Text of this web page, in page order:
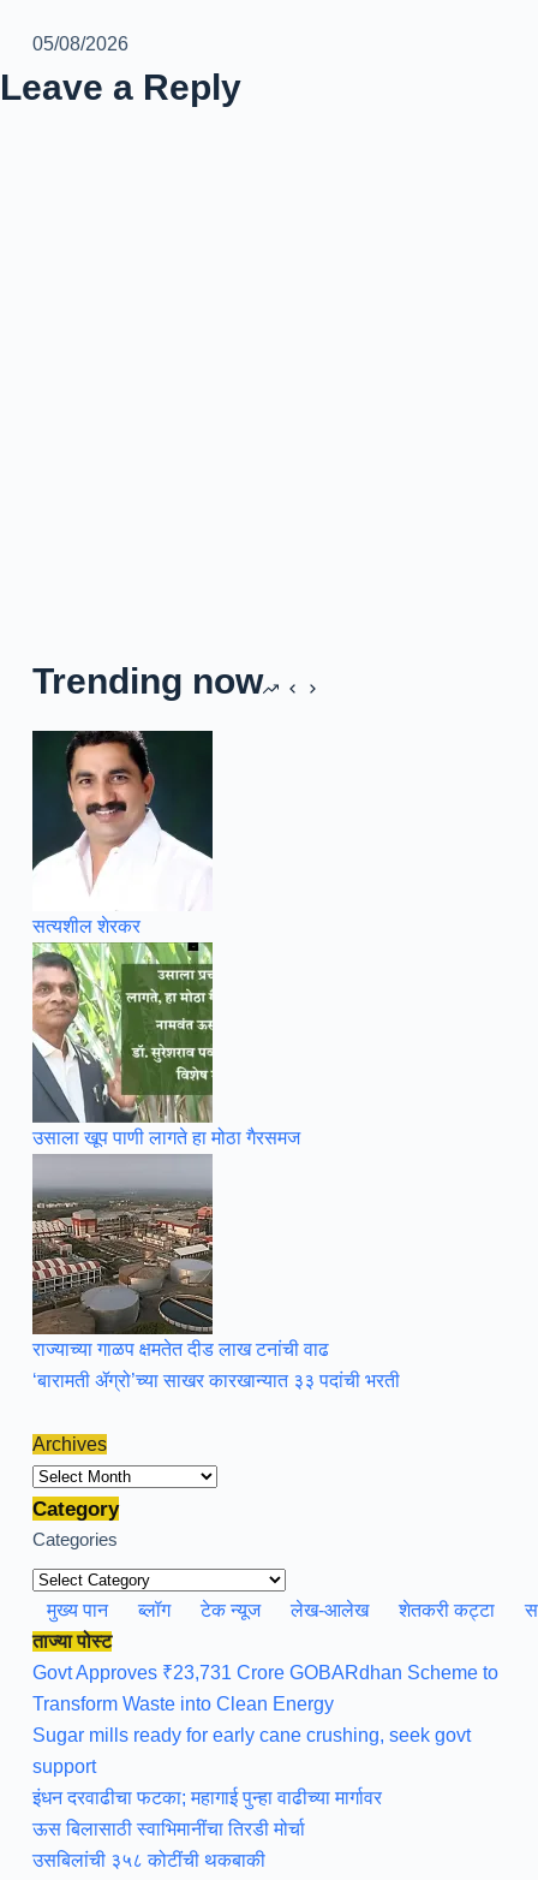
05/08/2026
Leave a Reply
Trending now
सत्यशील शेरकर
उसाला खूप पाणी लागते हा मोठा गैरसमज
राज्याच्या गाळप क्षमतेत दीड लाख टनांची वाढ
‘बारामती ॲग्रो’च्या साखर कारखान्यात ३३ पदांची भरती
Archives
Archives
Category
Categories
मुख्य पान ब्लॉग टेक न्यूज लेख-आलेख शेतकरी कट्टा
ताज्या पोस्ट
Govt Approves ₹23,731 Crore GOBARdhan Scheme to
Transform Waste into Clean Energy
Sugar mills ready for early cane crushing, seek govt
support
इंधन दरवाढीचा फटका; महागाई पुन्हा वाढीच्या मार्गावर
ऊस बिलासाठी स्वाभिमानींचा तिरडी मोर्चा
उसबिलांची ३५८ कोटींची थकबाकी